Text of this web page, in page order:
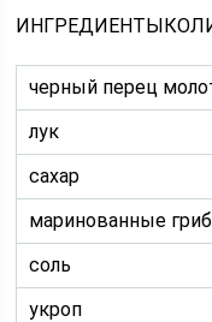
черный перец
лук
сахар
маринованные
соль
укроп